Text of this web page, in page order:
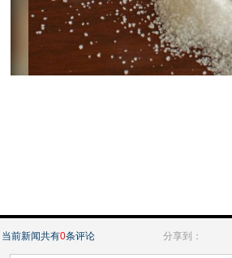
当前新闻共有0条评论 分享到：